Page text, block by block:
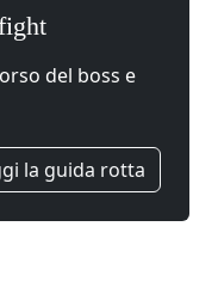
del boss e
la guida rotta